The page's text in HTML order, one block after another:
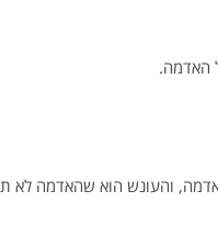
האדמה.
והעונש הוא שהאדמה לא